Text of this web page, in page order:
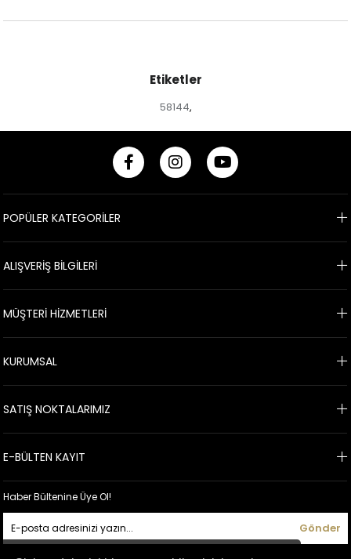
Etiketler
58144,
POPÜLER KATEGORİLER
ALIŞVERİŞ BİLGİLERİ
MÜŞTERİ HİZMETLERİ
KURUMSAL
SATIŞ NOKTALARIMIZ
E-BÜLTEN KAYIT
Haber Bültenine Üye Ol!
Gönder